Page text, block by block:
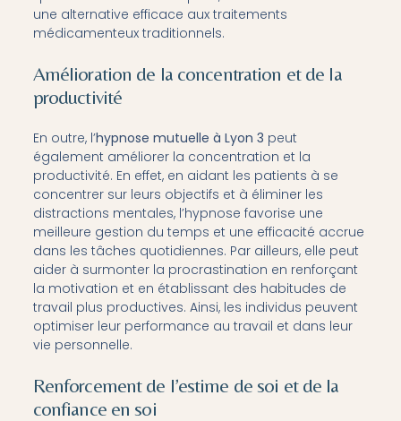
une alternative efficace aux traitements
médicamenteux traditionnels.
Amélioration de la concentration et de la
productivité
En outre, l’hypnose mutuelle à Lyon 3 peut
également améliorer la concentration et la
productivité. En effet, en aidant les patients à se
concentrer sur leurs objectifs et à éliminer les
distractions mentales, l’hypnose favorise une
meilleure gestion du temps et une efficacité accrue
dans les tâches quotidiennes. Par ailleurs, elle peut
aider à surmonter la procrastination en renforçant
la motivation et en établissant des habitudes de
travail plus productives. Ainsi, les individus peuvent
optimiser leur performance au travail et dans leur
vie personnelle.
Renforcement de l’estime de soi et de la
confiance en soi